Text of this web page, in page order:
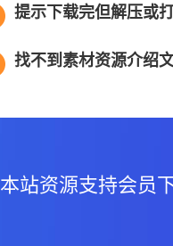
提示下载完但解压或打
找不到素材资源介绍
本站资源支持会员